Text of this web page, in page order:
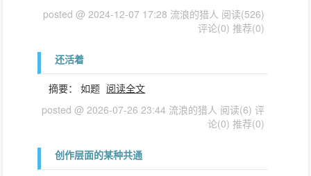
posted @ 2024-12-07 17:28 流浪的猎人 阅读(526)
评论(0) 推荐(0)
还活着
摘要： 如题 阅读全文
posted @ 2026-07-26 23:44 流浪的猎人 阅读(6) 评
论(0) 推荐(0)
创作层面的某种共通